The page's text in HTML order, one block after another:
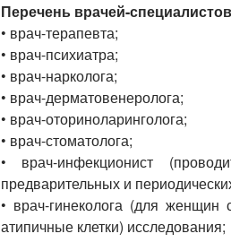
Перечень врачей-
• врач-терапевта;
• врач-психиатра;
• врач-нарколога;
• врач-дерматовенеролога;
• врач-оториноларинголога;
• врач-стоматолога;
• врач-инфекционист
предварительных и
• врач-гинеколога (для женщин
атипичные клетки) исследования;